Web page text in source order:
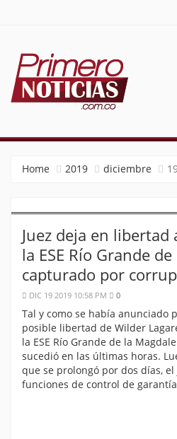
Home 2019 diciembre
Juez deja en
la ESE Río Grande
capturado por
DIC 19 2019 10:58 PM 0
Tal y como se había anunciado
posible libertad de Wilder
la ESE Río Grande de la
sucedió en las últimas horas.
que se prolongó por dos días,
funciones de control de